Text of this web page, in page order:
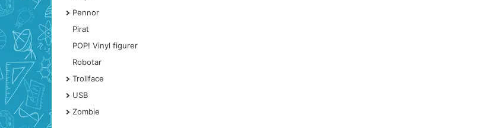
Pennor
Pirat
POP! Vinyl figurer
Robotar
Trollface
USB
Zombie